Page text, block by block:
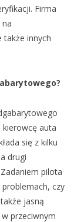
Firma
także innych
auta
się z kilku
drugi
pilota
czy
jasną
przeciwnym